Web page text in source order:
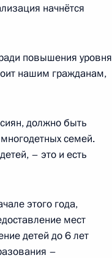
начнётся
повышения уровня
нашим гражданам,
должно быть
семей.
– это и есть
этого года,
мест
детей до 6 лет
–